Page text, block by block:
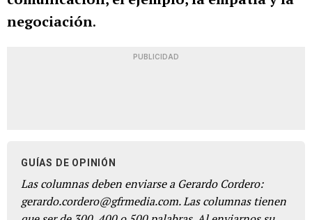
negociación.
PUBLICIDAD
GUÍAS DE OPINIÓN
Las columnas deben enviarse a Gerardo Cordero:
gerardo.cordero@gfrmedia.com. Las columnas tienen